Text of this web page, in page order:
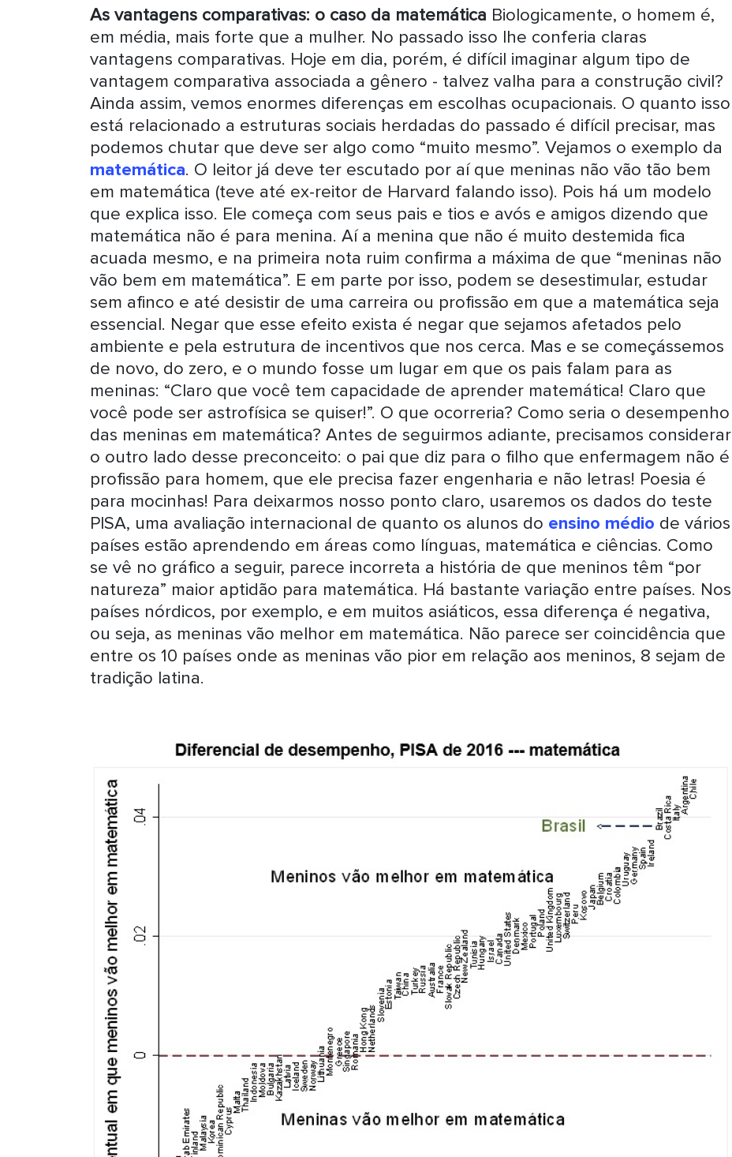
As vantagens comparativas: o caso da matemática Biologicamente, o homem é,
em média, mais forte que a mulher. No passado isso lhe conferia claras
vantagens comparativas. Hoje em dia, porém, é difícil imaginar algum tipo de
vantagem comparativa associada a gênero - talvez valha para a construção civil?
Ainda assim, vemos enormes diferenças em escolhas ocupacionais. O quanto isso
está relacionado a estruturas sociais herdadas do passado é difícil precisar, mas
podemos chutar que deve ser algo como “muito mesmo”. Vejamos o exemplo da
matemática. O leitor já deve ter escutado por aí que meninas não vão tão bem
em matemática (teve até ex-reitor de Harvard falando isso). Pois há um modelo
que explica isso. Ele começa com seus pais e tios e avós e amigos dizendo que
matemática não é para menina. Aí a menina que não é muito destemida fica
acuada mesmo, e na primeira nota ruim confirma a máxima de que “meninas não
vão bem em matemática”. E em parte por isso, podem se desestimular, estudar
sem afinco e até desistir de uma carreira ou profissão em que a matemática seja
essencial. Negar que esse efeito exista é negar que sejamos afetados pelo
ambiente e pela estrutura de incentivos que nos cerca. Mas e se começássemos
de novo, do zero, e o mundo fosse um lugar em que os pais falam para as
meninas: “Claro que você tem capacidade de aprender matemática! Claro que
você pode ser astrofísica se quiser!”. O que ocorreria? Como seria o desempenho
das meninas em matemática? Antes de seguirmos adiante, precisamos considerar
o outro lado desse preconceito: o pai que diz para o filho que enfermagem não é
profissão para homem, que ele precisa fazer engenharia e não letras! Poesia é
para mocinhas! Para deixarmos nosso ponto claro, usaremos os dados do teste
PISA, uma avaliação internacional de quanto os alunos do ensino médio de vários
países estão aprendendo em áreas como línguas, matemática e ciências. Como
se vê no gráfico a seguir, parece incorreta a história de que meninos têm “por
natureza” maior aptidão para matemática. Há bastante variação entre países. Nos
países nórdicos, por exemplo, e em muitos asiáticos, essa diferença é negativa,
ou seja, as meninas vão melhor em matemática. Não parece ser coincidência que
entre os 10 países onde as meninas vão pior em relação aos meninos, 8 sejam de
tradição latina.